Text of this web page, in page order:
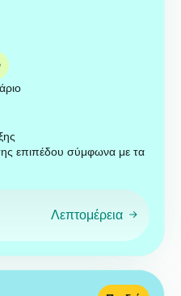
επιπέδου σύμφωνα με τα
Λεπτομέρεια